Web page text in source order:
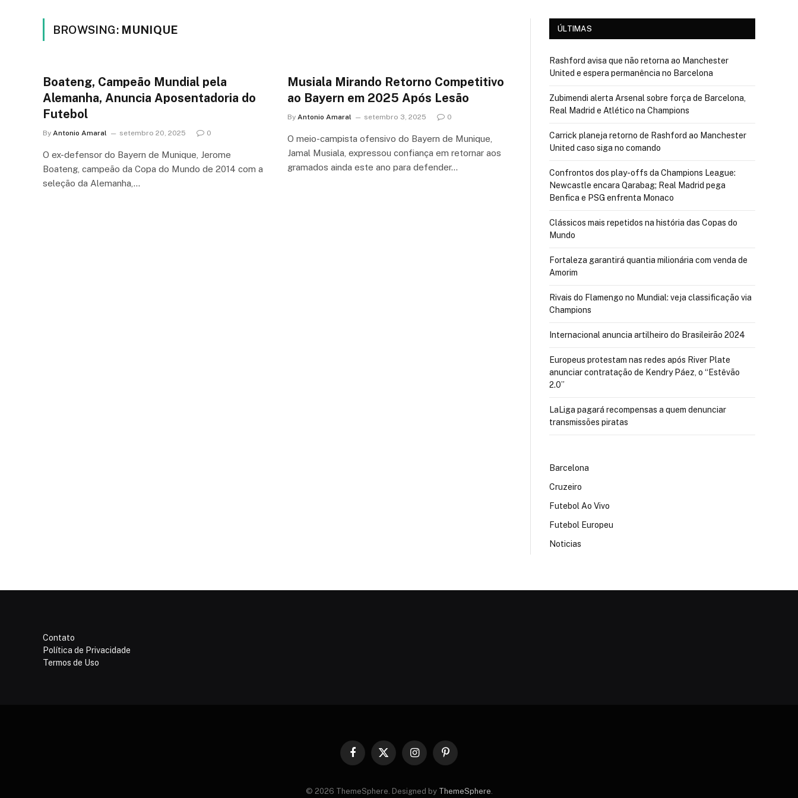
BROWSING: MUNIQUE
Boateng, Campeão Mundial pela
Alemanha, Anuncia Aposentadoria do
Futebol
By Antonio Amaral setembro 20, 2025 0
O ex-defensor do Bayern de Munique, Jerome
Boateng, campeão da Copa do Mundo de 2014 com a
seleção da Alemanha,…
Musiala Mirando Retorno Competitivo
ao Bayern em 2025 Após Lesão
By Antonio Amaral setembro 3, 2025 0
O meio-campista ofensivo do Bayern de Munique,
Jamal Musiala, expressou confiança em retornar aos
gramados ainda este ano para defender…
ÚLTIMAS
Rashford avisa que não retorna ao Manchester
United e espera permanência no Barcelona
Zubimendi alerta Arsenal sobre força de Barcelona,
Real Madrid e Atlético na Champions
Carrick planeja retorno de Rashford ao Manchester
United caso siga no comando
Confrontos dos play-offs da Champions League:
Newcastle encara Qarabag; Real Madrid pega
Benfica e PSG enfrenta Monaco
Clássicos mais repetidos na história das Copas do
Mundo
Fortaleza garantirá quantia milionária com venda de
Amorim
Rivais do Flamengo no Mundial: veja classificação via
Champions
Internacional anuncia artilheiro do Brasileirão 2024
Europeus protestam nas redes após River Plate
anunciar contratação de Kendry Páez, o “Estêvão
2.0”
LaLiga pagará recompensas a quem denunciar
transmissões piratas
Barcelona
Cruzeiro
Futebol Ao Vivo
Futebol Europeu
Noticias
Contato
Política de Privacidade
Termos de Uso
Facebook
X
InstagramPinterest
© 2026 ThemeSphere. Designed by ThemeSphere.